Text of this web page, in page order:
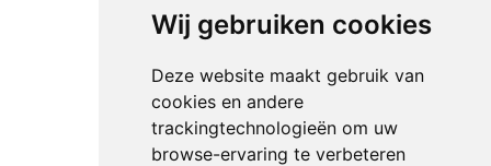
Wij gebruiken cookies
Deze website maakt gebruik van
cookies en andere
trackingtechnologieën om uw
browse-ervaring te verbeteren